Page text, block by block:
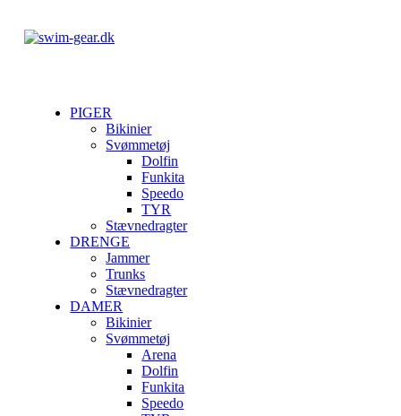
PIGER
Bikinier
Svømmetøj
Dolfin
Funkita
Speedo
TYR
Stævnedragter
DRENGE
Jammer
Trunks
Stævnedragter
DAMER
Bikinier
Svømmetøj
Arena
Dolfin
Funkita
Speedo